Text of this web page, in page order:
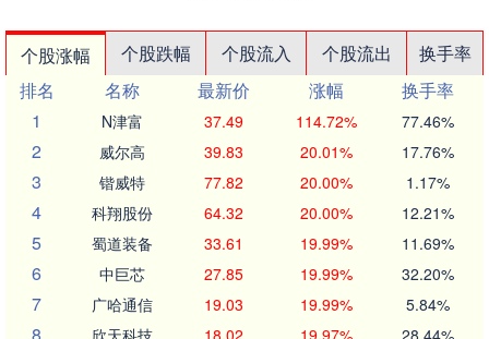
个股涨幅 个股跌幅 个股流入 个股流出
换手率
排名
名称 最新价 涨幅
换手率
1
N津富 37.49 114.72% 77.46%
2 威尔高 39.83 20.01% 17.76%
3 锴威特 77.82 20.00% 1.17%
4 科翔股份 64.32 20.00% 12.21%
5 蜀道装备 33.61 19.99% 11.69%
6 中巨芯 27.85 19.99% 32.20%
7 广哈通信 19.03 19.99% 5.84%
欣天科技 18.02 19.97% 28.44%